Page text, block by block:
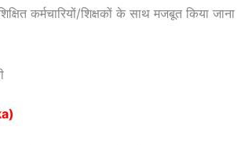
कर्मचारियों/शिक्षकों के साथ मजबूत किया जाना